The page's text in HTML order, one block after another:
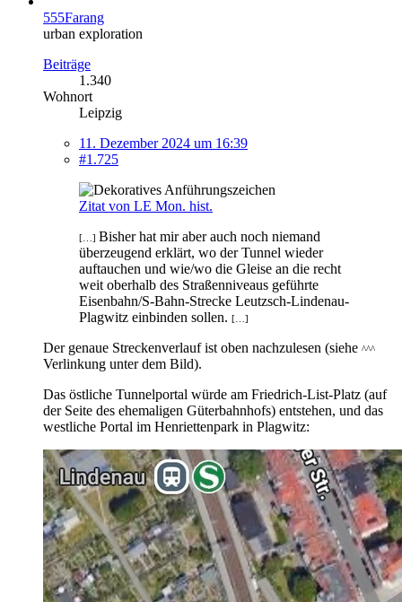
555Farang
urban exploration
Beiträge
1.340
Wohnort
Leipzig
11. Dezember 2024 um 16:39
#1.725
Zitat von LE Mon. hist.
[…] Bisher hat mir aber auch noch niemand
überzeugend erklärt, wo der Tunnel wieder
auftauchen und wie/wo die Gleise an die recht
weit oberhalb des Straßenniveaus geführte
Eisenbahn/S-Bahn-Strecke Leutzsch-Lindenau-
Plagwitz einbinden sollen. […]
Der genaue Streckenverlauf ist oben nachzulesen (siehe ^^^
Verlinkung unter dem Bild).
Das östliche Tunnelportal würde am Friedrich-List-Platz (auf
der Seite des ehemaligen Güterbahnhofs) entstehen, und das
westliche Portal im Henriettenpark in Plagwitz: